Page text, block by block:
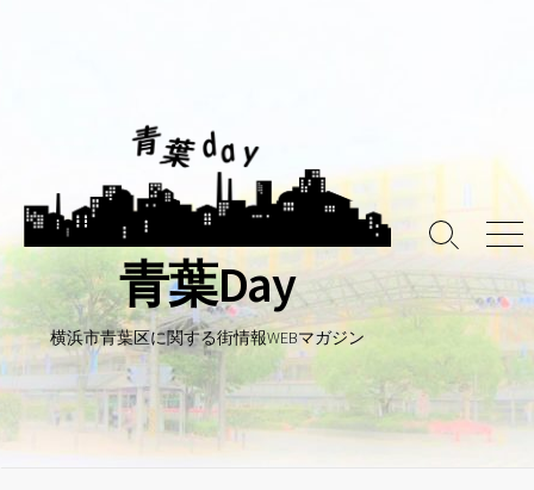
ッ
プ
青葉Day
横浜市青葉区に関する街情報WEBマガジン
検
グ
メ
ー